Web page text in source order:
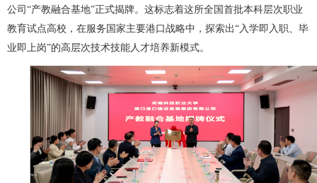
公司“产教融合基地”正式揭牌。这标志着这所全国首批本科层次职业
教育试点高校，在服务国家主要港口战略中，探索出“入学即入职、毕
业即上岗”的高层次技术技能人才培养新模式。